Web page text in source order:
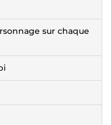
sur chaque